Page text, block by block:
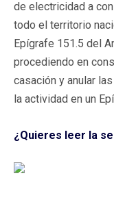
de electricidad a
todo el territorio
Epígrafe 151.5 del
procediendo en
casación y anular
la actividad en un
¿Quieres leer la